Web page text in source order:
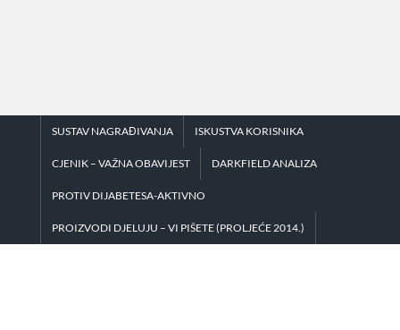
SUSTAV NAGRAĐIVANJA ISKUSTVA KORISNIKA
CJENIK – VAŽNA OBAVIJEST DARKFIELD ANALIZA
PROTIV DIJABETESA-AKTIVNO
PROIZVODI DJELUJU – VI PIŠETE (PROLJEĆE 2014.)